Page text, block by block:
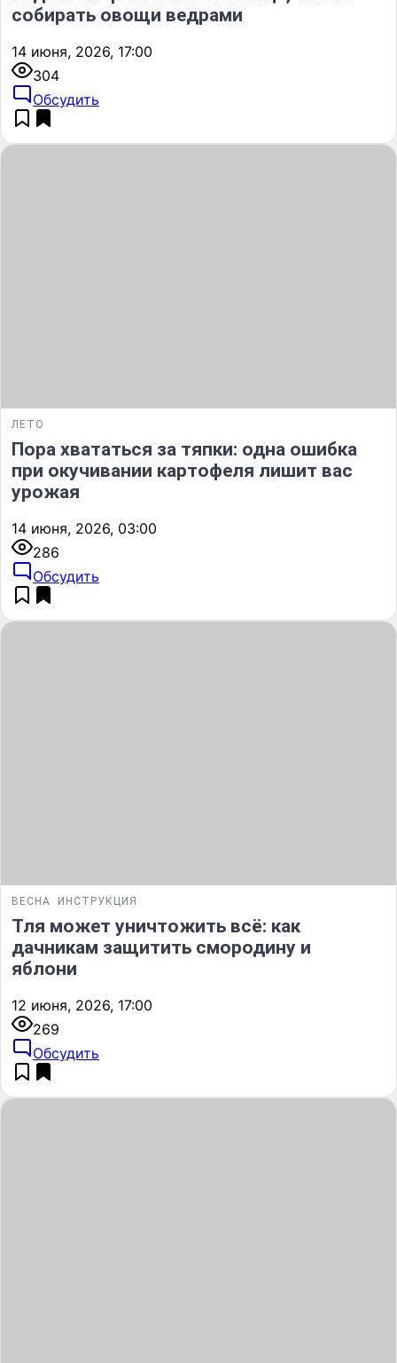
собирать овощи ведрами
14 июня, 2026, 17:00
304
Обсудить
ЛЕТО
Пора хвататься за тяпки: одна ошибка
при окучивании картофеля лишит вас
урожая
14 июня, 2026, 03:00
286
Обсудить
ВЕСНА ИНСТРУКЦИЯ
Тля может уничтожить всё: как
дачникам защитить смородину и
яблони
12 июня, 2026, 17:00
269
Обсудить